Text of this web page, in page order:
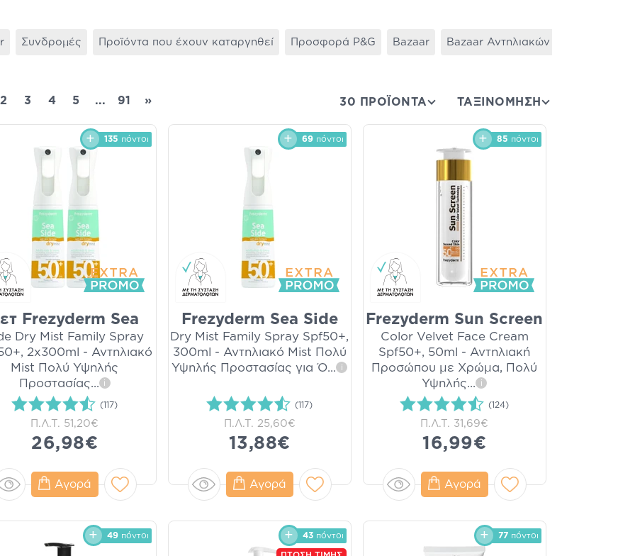
Συνδρομές Προϊόντα που έχουν καταργηθεί Προσφορά P&G Bazaar Bazaar Αντηλιακών
2 3 4 5 ... 91 » 30 ΠΡΟΪΟΝΤΑ ΤΑΞΙΝΌΜΗΣΗ
135 πόντοι
Frezyderm Sea
Dry Mist Family Spray
2x300ml - Αντηλιακό
Mist Πολύ Υψηλής
Προστασίας... i
(117)
Π.Λ.Τ. 51,20€
26,98€
Αγορά
69πόντοι
Frezyderm Sea Side
Dry Mist Family Spray Spf50+,
300ml - Αντηλιακό Mist Πολύ
Υψηλής Προστασίας για Ό... i
(117)
Π.Λ.Τ. 25,60€
13,88€
Αγορά
85 πόντοι
Frezyderm Sun Screen
Color Velvet Face Cream
Spf50+, 50ml - Αντηλιακή
Προσώπου με Χρώμα, Πολύ
Υψηλής... i
(124)
Π.Λ.Τ. 31,69€
16,99€
Αγορά
49πόντοι 43πόντοι 77πόντοι